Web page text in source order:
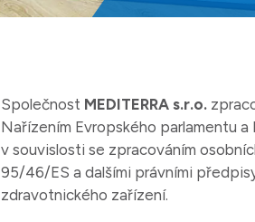
Společnost MEDITERRA s.r.o.
Nařízením Evropského parlamentu
v souvislosti se zpracováním
95/46/ES a dalšími právními
zdravotnického zařízení.